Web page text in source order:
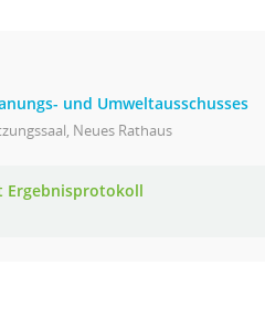
und Umweltausschusses
Neues Rathaus
Ergebnisprotokoll